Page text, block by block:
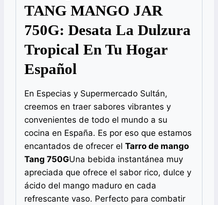
TANG MANGO JAR
750G: Desata La Dulzura
Tropical En Tu Hogar
Español
En Especias y Supermercado Sultán,
creemos en traer sabores vibrantes y
convenientes de todo el mundo a su
cocina en España. Es por eso que estamos
encantados de ofrecer el Tarro de mango
Tang 750GUna bebida instantánea muy
apreciada que ofrece el sabor rico, dulce y
ácido del mango maduro en cada
refrescante vaso. Perfecto para combatir